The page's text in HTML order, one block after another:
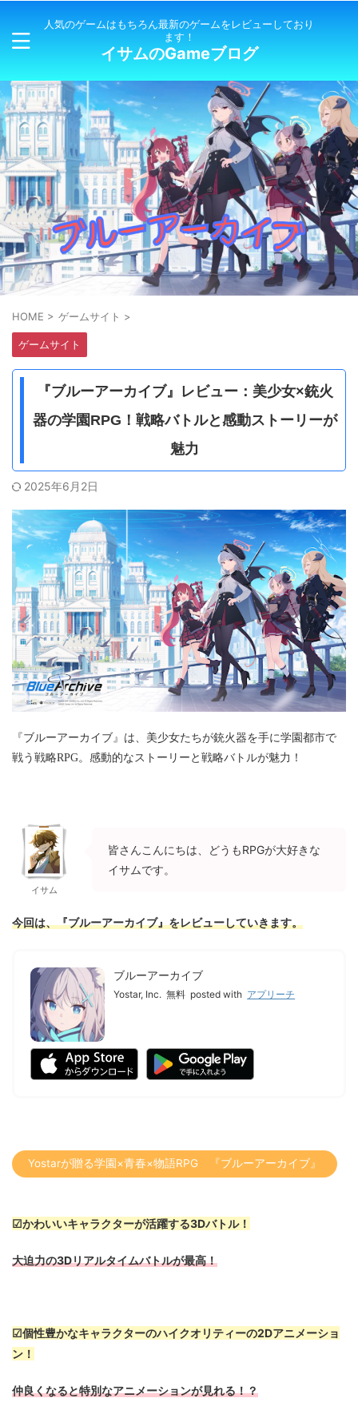
人気のゲームはもちろん最新のゲームをレビューしており
ます！
イサムのGameブログ
HOME > ゲームサイト >
ゲームサイト
『ブルーアーカイブ』レビュー：美少女×銃火
器の学園RPG！戦略バトルと感動ストーリーが
魅力
2025年6月2日
『ブルーアーカイブ』は、美少女たちが銃火器を手に学園都市で
戦う戦略RPG。感動的なストーリーと戦略バトルが魅力！
イサム
皆さんこんにちは、どうもRPGが大好きな
イサムです。
今回は、『ブルーアーカイブ』をレビューしていきます。
ブルーアーカイブ
Yostar, Inc. 無料 posted with アプリーチ
Yostarが贈る学園×青春×物語RPG 『ブルーアーカイブ』
☑︎かわいいキャラクターが活躍する3Dバトル！
大迫力の3Dリアルタイムバトルが最高！
☑︎個性豊かなキャラクターのハイクオリティーの2Dアニメーショ
ン！
仲良くなると特別なアニメーションが見れる！？